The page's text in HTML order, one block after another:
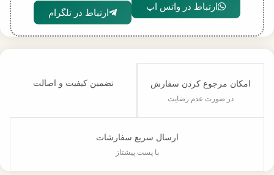
ارتباط در واتس اپ
ارتباط در تلگرام
امکان مرجوع کردن سفارش
در صورت عدم رضایت
تضمین کیفیت و اصالت
ارسال سریع سفارشات
با پست پیشتاز